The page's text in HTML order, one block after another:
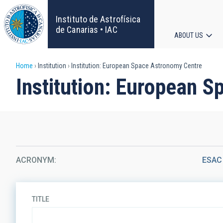
Skip
to
main
content
Instituto de Astrofísica
de Canarias • IAC
ABOUT US
Breadcrumb
Home Institution Institution: European Space Astronomy Centre
Institution: European
ACRONYM ESAC
TITLE